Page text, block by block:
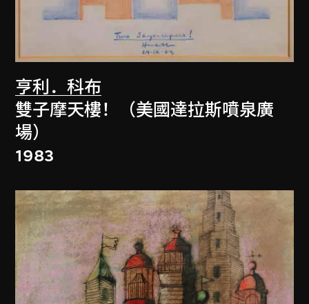
亨利．科布
雙子摩天樓！（美國達拉斯噴泉廣
場）
1983